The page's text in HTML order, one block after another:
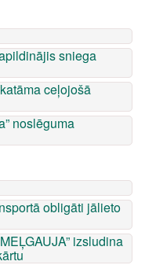
sniega
ceļojošā
noslēguma
obligāti jālieto
izsludina